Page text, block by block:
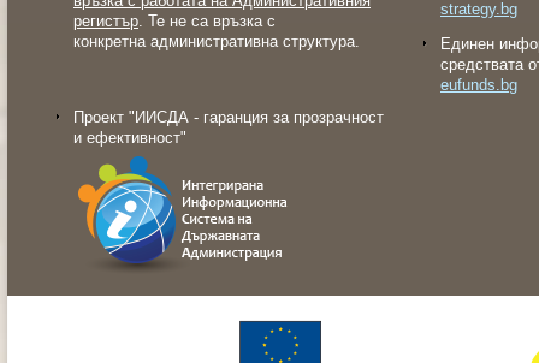
регистър. Те не са връзка с
конкретна административна структура.
Проект "ИИСДА - гаранция за прозрачност
и ефективност"
strategy.bg
Eдинен
средствата
eufunds.bg